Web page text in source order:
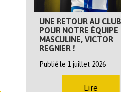
UNE RETOUR AU CLUB
POUR NOTRE ÉQUIPE
MASCULINE, VICTOR
REGNIER !
Publié le 1 juillet 2026
Lire